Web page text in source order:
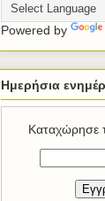
Powered by
Ημερήσια
Καταχώρησε